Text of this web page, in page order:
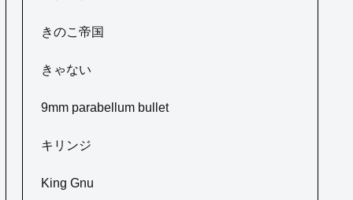
きのこ帝国
きゃない
9mm parabellum bullet
キリンジ
King Gnu